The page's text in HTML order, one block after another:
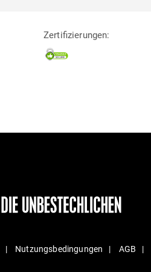
Zertifizierungen:
Nut­zungs­be­din­gungen AGB